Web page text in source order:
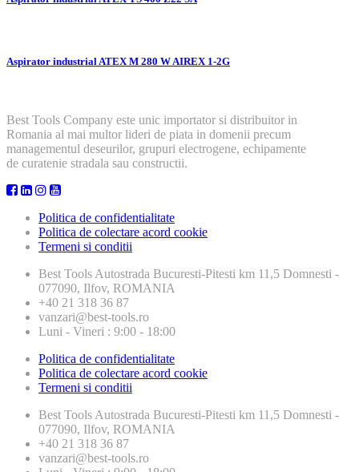
Aspirator industrial ATEX M 280 W AIREX 1-2G
Best Tools Company este unic importator si distribuitor in
Romania al mai multor lideri de piata in domenii precum
managementul deseurilor, grupuri electrogene, echipamente
de curatenie stradala sau constructii.
Politica de confidentialitate
Politica de colectare acord cookie
Termeni si conditii
Best Tools Autostrada Bucuresti-Pitesti km 11,5 Domnesti -
077090, Ilfov, ROMANIA
+40 21 318 36 87
vanzari@best-tools.ro
Luni - Vineri : 9:00 - 18:00
Politica de confidentialitate
Politica de colectare acord cookie
Termeni si conditii
Best Tools Autostrada Bucuresti-Pitesti km 11,5 Domnesti -
077090, Ilfov, ROMANIA
+40 21 318 36 87
vanzari@best-tools.ro